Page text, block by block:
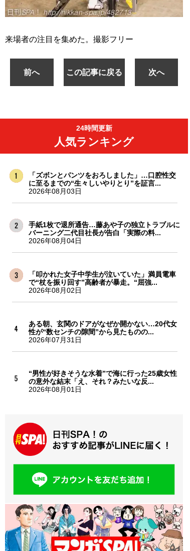
来場者の注目を集めた。撮影フリー
前へ この記事に戻る 次へ
24時間更新
人気ランキング
「ズボンとパンツをおろしました」…口腔性交
に至るまでの“生々しいやりとり”を証言...
2026年08月03日
手紙1枚で退所通告…藤あや子の独立トラブルに
バーニング二代目社長が告白「実際の料...
2026年08月04日
「叩かれた女子中学生が泣いていた」満員電車
で“杖を振り回す”高齢者が暴走。“屈強...
2026年08月02日
ある朝、玄関のドアがなぜか開かない…20代女
性が“数センチの隙間”から見たものの...
2026年07月31日
“男性が好きそうな水着”で海に行った25歳女性
の意外な結末「え、それ？みたいな反...
2026年08月01日